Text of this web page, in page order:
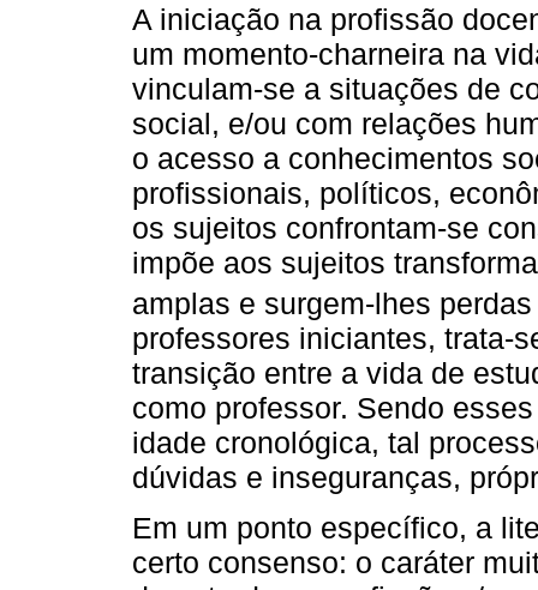
A iniciação na profissão
um momento-charneira na
vinculam-se a situações de
social, e/ou com relações
o acesso a conhecimentos
profissionais, políticos,
os sujeitos confrontam-se
impõe aos sujeitos
amplas e surgem-lhes
professores iniciantes, trata-
transição entre a vida de
como professor. Sendo
idade cronológica, tal
dúvidas e inseguranças,
Em um ponto específico, a
certo consenso: o caráter